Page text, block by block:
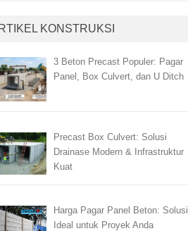
KONSTRUKSI
3 Beton Precast Populer: Pagar
Panel, Box Culvert, dan U Ditch
Precast Box Culvert: Solusi
Drainase Modern & Infrastruktur
Kuat
Harga Pagar Panel Beton: Solusi
Ideal untuk Proyek Anda